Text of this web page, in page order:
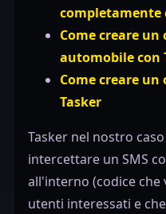
completamente
Come creare
automobile con
Come creare
Tasker
Tasker nel nostro
intercettare un SMS
all'interno (codice
utenti interessati e